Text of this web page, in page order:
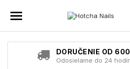
DORUČENIE OD
Odosielame do 24